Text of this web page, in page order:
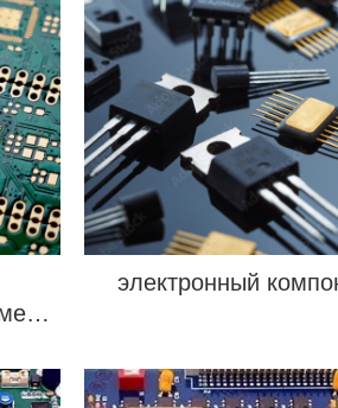
электронный